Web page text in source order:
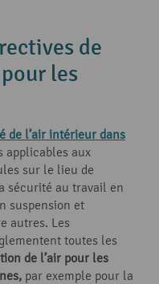
de
les
de l’air intérieur dans
aux
sur le lieu de
sécurité au travail en
suspension et
autres. Les
toutes les
de l’air pour les
par exemple pour la